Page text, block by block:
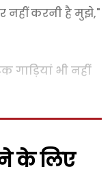
नहीं करनी है मुझे,"
गाड़ियां भी नहीं
के लिए